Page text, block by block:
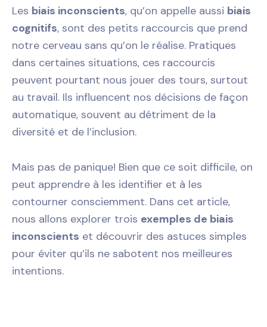
Les biais inconscients, qu’on appelle aussi biais
cognitifs, sont des petits raccourcis que prend
notre cerveau sans qu’on le réalise. Pratiques
dans certaines situations, ces raccourcis
peuvent pourtant nous jouer des tours, surtout
au travail. Ils influencent nos décisions de façon
automatique, souvent au détriment de la
diversité et de l’inclusion.
Mais pas de panique! Bien que ce soit difficile, on
peut apprendre à les identifier et à les
contourner consciemment. Dans cet article,
nous allons explorer trois exemples de biais
inconscients et découvrir des astuces simples
pour éviter qu’ils ne sabotent nos meilleures
intentions.